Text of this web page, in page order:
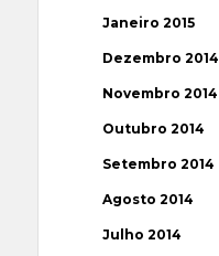
Janeiro 2015
Dezembro 2014
Novembro 2014
Outubro 2014
Setembro 2014
Agosto 2014
Julho 2014